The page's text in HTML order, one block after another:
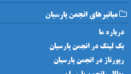
میانبرهای انجمن پارسیان
درباره ما
بک لینک در انجمن پارسیان
رپورتاژ در انجمن پارسیان